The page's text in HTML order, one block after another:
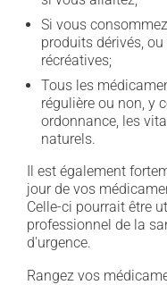
Si vous
produits dérivés,
récréatives;
Tous les
régulière ou non, y
ordonnance, les
naturels.
Il est également
jour de vos
Celle-ci pourrait être
professionnel de la
d'urgence.
Rangez vos